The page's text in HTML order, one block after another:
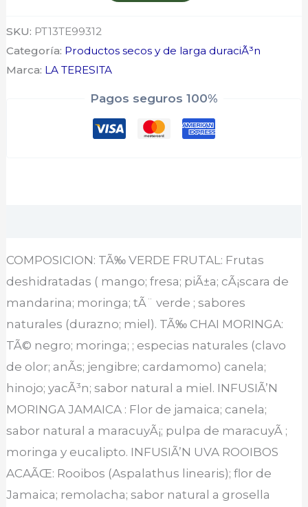
SKU: PT13TE99312
Categoría: Productos secos y de larga duraciÃ³n
Marca: LA TERESITA
Pagos seguros 100%
COMPOSICION: TÃ‰ VERDE FRUTAL: Frutas
deshidratadas ( mango; fresa; piÃ±a; cÃ¡scara de
mandarina; moringa; tÃ¨ verde ; sabores
naturales (durazno; miel). TÃ‰ CHAI MORINGA:
TÃ© negro; moringa; ; especias naturales (clavo
de olor; anÃ­s; jengibre; cardamomo) canela;
hinojo; yacÃ³n; sabor natural a miel. INFUSIÃ’N
MORINGA JAMAICA : Flor de jamaica; canela;
sabor natural a maracuyÃ¡; pulpa de maracuyÃ ;
moringa y eucalipto. INFUSIÃ’N UVA ROOIBOS
ACAÃŒ: Rooibos (Aspalathus linearis); flor de
Jamaica; remolacha; sabor natural a grosella